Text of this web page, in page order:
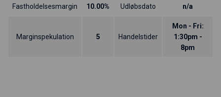
Fastholdelsesmargin 10.00% Udløbsdato n/a
Marginspekulation 5 Handelstider
Mon - Fri:
1:30pm -
8pm